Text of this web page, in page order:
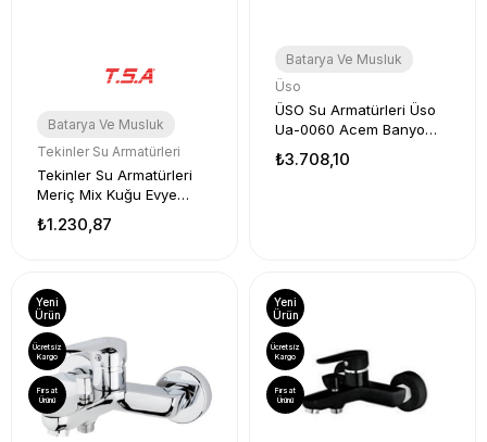
Batarya Ve Musluk
Tekinler Su Armatürleri
Tekinler Su Armatürleri
Meriç Mix Kuğu Evye
₺1.230,87
Batarya Ve Musluk
Üso
ÜSO Su Armatürleri Üso
Ua-0060 Acem Banyo
₺3.708,10
Yeni
Ürün
Ücretsiz
Kargo
Fırsat
Ürünü
Yeni
Ürün
Ücretsiz
Kargo
Fırsat
Ürünü